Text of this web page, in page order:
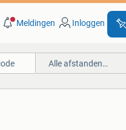
Meldingen Inloggen
Alle afstanden…